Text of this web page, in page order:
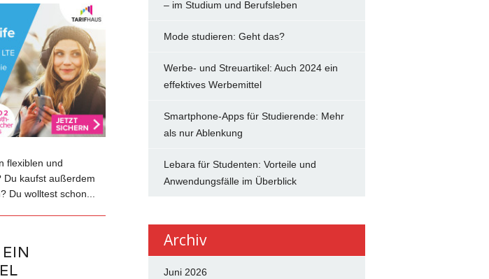
flexiblen und
Du kaufst außerdem
Du wolltest schon...
– im Studium und Berufsleben
Mode studieren: Geht das?
Werbe- und Streuartikel: Auch 2024 ein
effektives Werbemittel
Smartphone-Apps für Studierende: Mehr
als nur Ablenkung
Lebara für Studenten: Vorteile und
Anwendungsfälle im Überblick
Archiv
Juni 2026